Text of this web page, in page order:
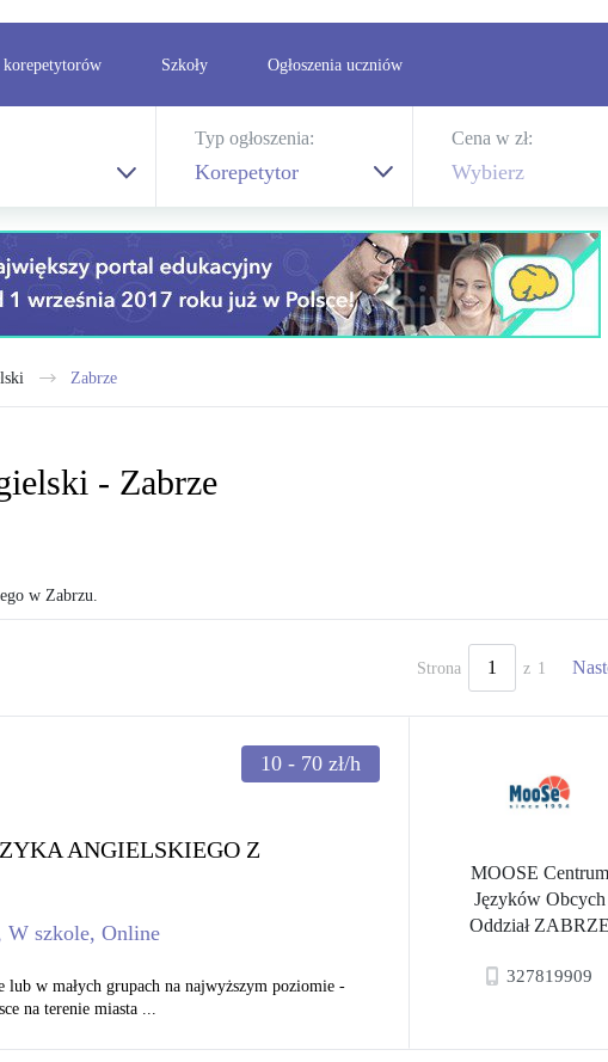
korepetytorów Szkoły Ogłoszenia uczniów
Typ ogłoszenia:
Korepetytor
Cena w zł:
Wybierz
Zabrze
- Zabrze
w Zabrzu.
Strona z 1
10 - 70 zł/h
ANGIELSKIEGO Z
W szkole, Online
w małych grupach na najwyższym poziomie -
na terenie miasta ...
MOOSE Centrum
Języków Obcych
Oddział
327819909